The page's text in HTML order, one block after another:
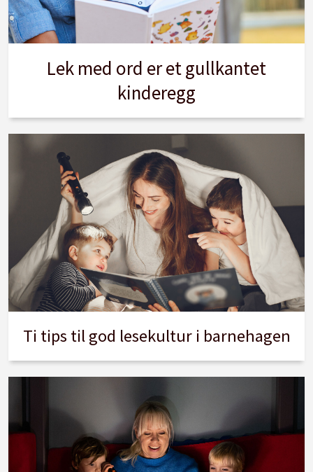
Lek med ord er et gullkantet
kinderegg
Ti tips til god lesekultur i barnehagen